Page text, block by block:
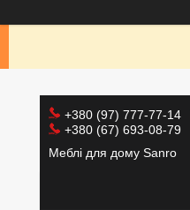
+380 (97) 777-77-14
+380 (67) 693-08-79
Меблі для дому Sanro